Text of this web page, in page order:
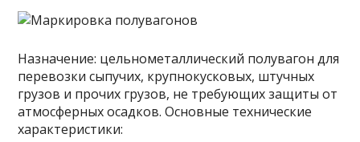
Назначение: цельнометаллический полувагон для
перевозки сыпучих, крупнокусковых, штучных
грузов и прочих грузов, не требующих защиты от
атмосферных осадков. Основные технические
характеристики: